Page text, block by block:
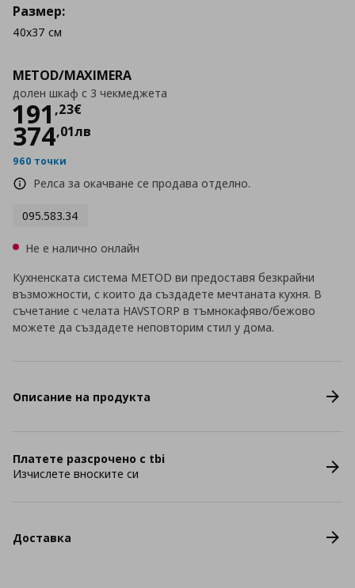
METOD/MAXIMERA
долен шкаф с 3 чекмеджета
191 ,23€
Цена
374,01лв
960 точки
Релса за окачване се продава отделно.
095.583.34
Размер:
40x37 см
Не е налично онлайн
Кухненската система METOD ви предоставя безкрайни
възможности, с които да създадете мечтаната кухня. В
съчетание с челата HAVSTORP в тъмнокафяво/бежово
можете да създадете неповторим стил у дома.
Описание на продукта
Платете разсрочено с tbi
Изчислете вноските си
Доставка